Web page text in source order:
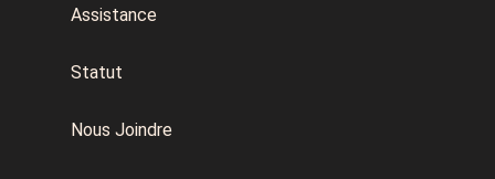
Assistance
Statut
Nous Joindre